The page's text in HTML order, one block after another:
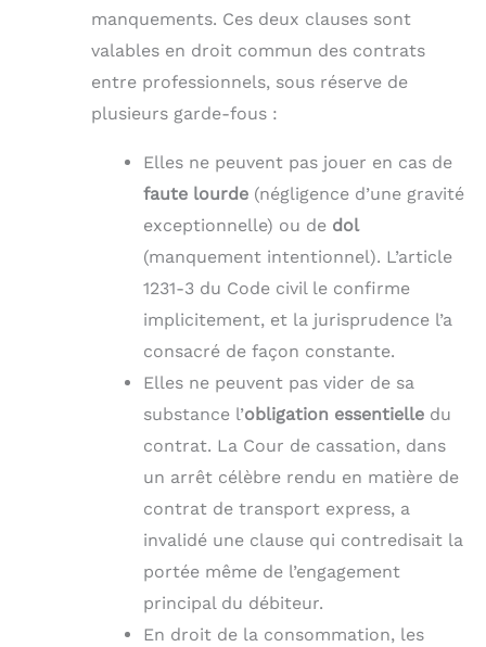
manquements. Ces deux clauses sont
valables en droit commun des contrats
entre professionnels, sous réserve de
plusieurs garde-fous :
Elles ne peuvent pas jouer en cas de
faute lourde (négligence d’une gravité
exceptionnelle) ou de dol
(manquement intentionnel). L’article
1231-3 du Code civil le confirme
implicitement, et la jurisprudence l’a
consacré de façon constante.
Elles ne peuvent pas vider de sa
substance l’obligation essentielle du
contrat. La Cour de cassation, dans
un arrêt célèbre rendu en matière de
contrat de transport express, a
invalidé une clause qui contredisait la
portée même de l’engagement
principal du débiteur.
En droit de la consommation, les